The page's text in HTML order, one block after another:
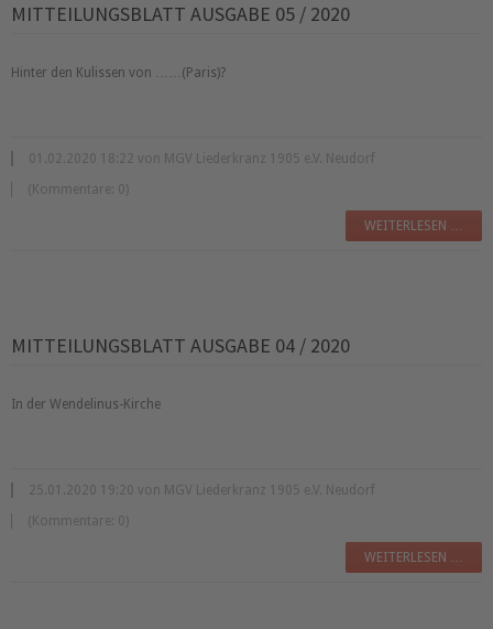
MITTEILUNGSBLATT AUSGABE 05 / 2020
Hinter den Kulissen von ……(Paris)?
01.02.2020 18:22 von MGV Liederkranz 1905 e.V. Neudorf
(Kommentare: 0)
WEITERLESEN …
MITTEILUNGSBLATT AUSGABE 04 / 2020
In der Wendelinus-Kirche
25.01.2020 19:20 von MGV Liederkranz 1905 e.V. Neudorf
(Kommentare: 0)
WEITERLESEN …